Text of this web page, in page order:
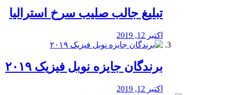
تبلیغ جالب صلیب سرخ استرالیا
اکتبر 12, 2019
برندگان جایزه نوبل فیزیک ۲۰۱۹
اکتبر 12, 2019